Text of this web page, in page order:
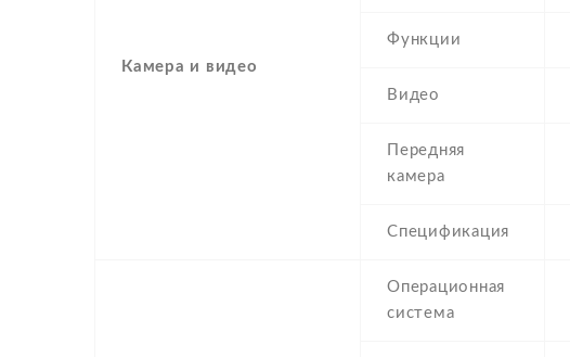
Камера и видео
Функции
Видео
Передняя
камера
Спецификация
Операционная
система